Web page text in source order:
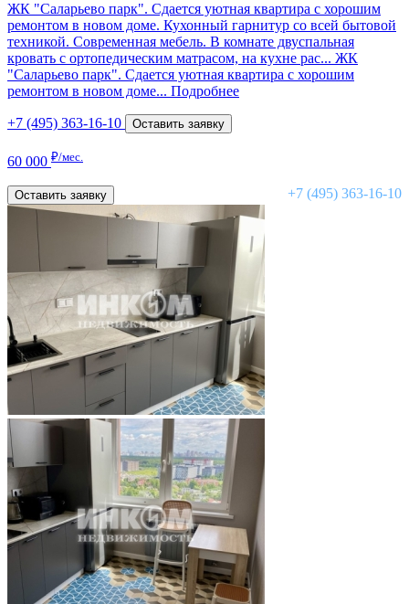
ЖК "Саларьево парк". Сдается уютная квартира с хорошим
ремонтом в новом доме. Кухонный гарнитур со всей бытовой
техникой. Современная мебель. В комнате двуспальная
кровать с ортопедическим матрасом, на кухне рас... ЖК
"Саларьево парк". Сдается уютная квартира с хорошим
ремонтом в новом доме... Подробнее
+7 (495) 363-16-10 Оставить заявку
60 000 ₽/мес.
+7 (495) 363-16-10
Оставить заявку